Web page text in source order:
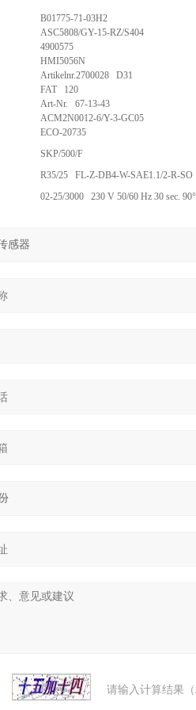
B01775-71-03H2
ASC5808/GY-15-RZ/S404
4900575
HMI5056N
Artikelnr.2700028 D31
FAT 120
Art-Nr. 67-13-43
ACM2N0012-6/Y-3-GC05
ECO-20735
SKP/500/F
R35/25 FL-Z-DB4-W-SAE1.1/2-R-SO
02-25/3000 230 V 50/60 Hz 30 sec.
请输入计算结果